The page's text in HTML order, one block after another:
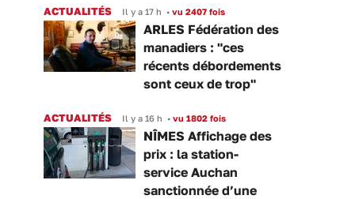
ACTUALITÉS Il y a 17 h • vu 2407 fois
ARLES Fédération des
manadiers : "ces
récents débordements
sont ceux de trop"
ACTUALITÉS Il y a 16 h • vu 1802 fois
NÎMES Affichage des
prix : la station-
service Auchan
sanctionnée d’une